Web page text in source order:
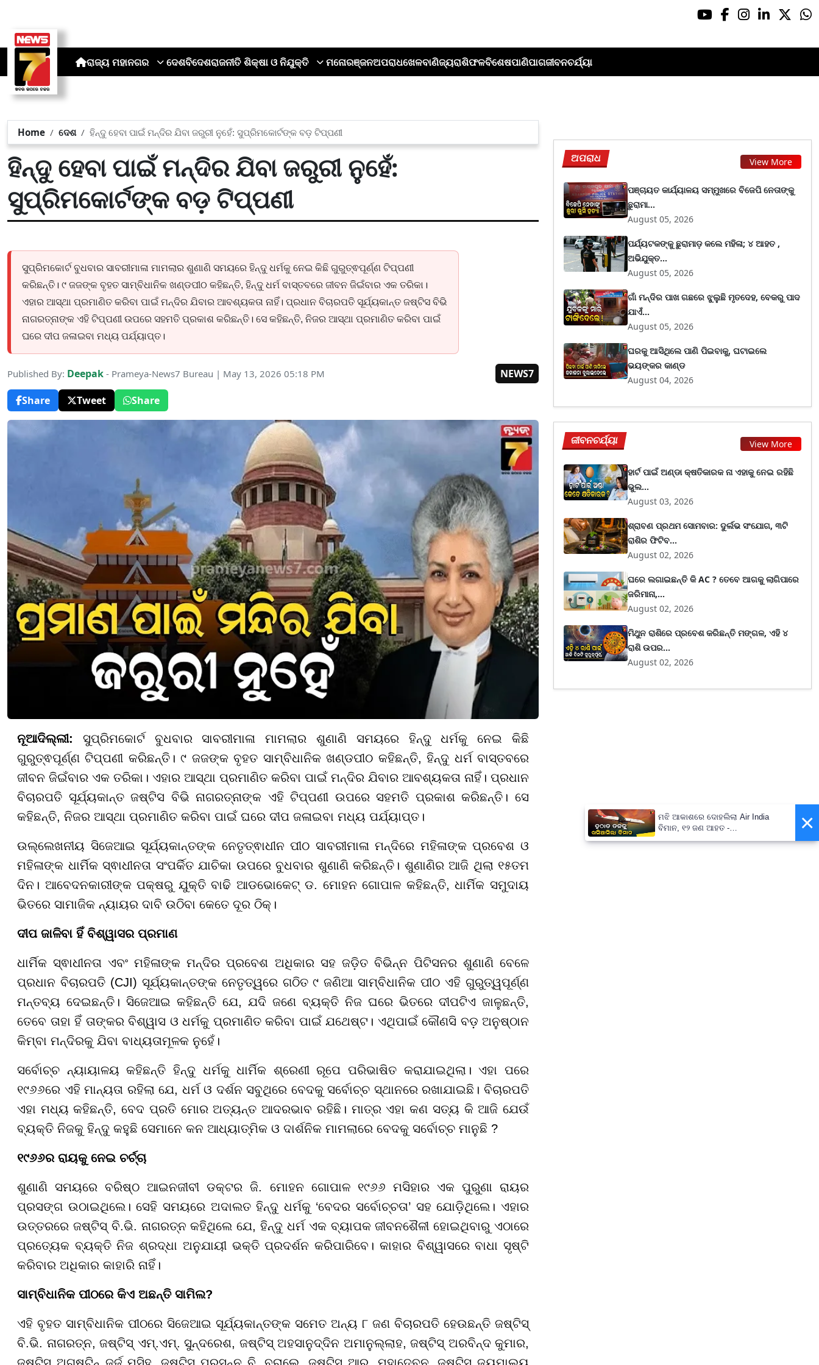
ରାଜ୍ୟ ମହାନଗର ଦେଶବିଦେଶରାଜନୀତି ଶିକ୍ଷା ଓ ନିଯୁକ୍ତି ମନୋରଞ୍ଜନଅପରାଧଖେଳବାଣିଜ୍ୟରାଶିଫଳବିଶେଷପାଣିପାଗଜୀବନଚର୍ଯ୍ୟା
Home ଦେଶ ହିନ୍ଦୁ ହେବା ପାଇଁ ମନ୍ଦିର ଯିବା ଜରୁରୀ ନୁହେଁ: ସୁପ୍ରିମକୋର୍ଟଙ୍କ ବଡ଼ ଟିପ୍ପଣୀ
ହିନ୍ଦୁ ହେବା ପାଇଁ ମନ୍ଦିର ଯିବା ଜରୁରୀ ନୁହେଁ:
ସୁପ୍ରିମକୋର୍ଟଙ୍କ ବଡ଼ ଟିପ୍ପଣୀ
ସୁପ୍ରିମକୋର୍ଟ ବୁଧବାର ସାବରୀମାଳା ମାମଲାର ଶୁଣାଣି ସମୟରେ ହିନ୍ଦୁ ଧର୍ମକୁ ନେଇ କିଛି ଗୁରୁତ୍ଵପୂର୍ଣ୍ଣ ଟିପ୍ପଣୀ
କରିଛନ୍ତି। ୯ ଜଜଙ୍କ ବୃହତ ସାମ୍ବିଧାନିକ ଖଣ୍ଡପୀଠ କହିଛନ୍ତି, ହିନ୍ଦୁ ଧର୍ମ ବାସ୍ତବରେ ଜୀବନ ଜିଇଁବାର ଏକ ତରିକା।
ଏହାର ଆସ୍ଥା ପ୍ରମାଣିତ କରିବା ପାଇଁ ମନ୍ଦିର ଯିବାର ଆବଶ୍ୟକତା ନାହିଁ। ପ୍ରଧାନ ବିଚାରପତି ସୂର୍ଯ୍ୟକାନ୍ତ ଜଷ୍ଟିସ ବିଭି
ନାଗରତ୍ନାଙ୍କ ଏହି ଟିପ୍ପଣୀ ଉପରେ ସହମତି ପ୍ରକାଶ କରିଛନ୍ତି। ସେ କହିଛନ୍ତି, ନିଜର ଆସ୍ଥା ପ୍ରମାଣିତ କରିବା ପାଇଁ
ଘରେ ଦୀପ ଜଳାଇବା ମଧ୍ୟ ପର୍ଯ୍ୟାପ୍ତ।
Published By: Deepak - Prameya-News7 Bureau | May 13, 2026 05:18 PM
NEWS7
Share
Tweet Share
ନୂଆଦିଲ୍ଲୀ: ସୁପ୍ରିମକୋର୍ଟ ବୁଧବାର ସାବରୀମାଳା ମାମଲାର ଶୁଣାଣି ସମୟରେ ହିନ୍ଦୁ ଧର୍ମକୁ ନେଇ କିଛି
ଗୁରୁତ୍ଵପୂର୍ଣ୍ଣ ଟିପ୍ପଣୀ କରିଛନ୍ତି। ୯ ଜଜଙ୍କ ବୃହତ ସାମ୍ବିଧାନିକ ଖଣ୍ଡପୀଠ କହିଛନ୍ତି, ହିନ୍ଦୁ ଧର୍ମ ବାସ୍ତବରେ
ଜୀବନ ଜିଇଁବାର ଏକ ତରିକା। ଏହାର ଆସ୍ଥା ପ୍ରମାଣିତ କରିବା ପାଇଁ ମନ୍ଦିର ଯିବାର ଆବଶ୍ୟକତା ନାହିଁ। ପ୍ରଧାନ
ବିଚାରପତି ସୂର୍ଯ୍ୟକାନ୍ତ ଜଷ୍ଟିସ ବିଭି ନାଗରତ୍ନାଙ୍କ ଏହି ଟିପ୍ପଣୀ ଉପରେ ସହମତି ପ୍ରକାଶ କରିଛନ୍ତି। ସେ
କହିଛନ୍ତି, ନିଜର ଆସ୍ଥା ପ୍ରମାଣିତ କରିବା ପାଇଁ ଘରେ ଦୀପ ଜଳାଇବା ମଧ୍ୟ ପର୍ଯ୍ୟାପ୍ତ।
ଉଲ୍ଲେଖନୀୟ ସିଜେଆଇ ସୂର୍ଯ୍ୟକାନ୍ତଙ୍କ ନେତୃତ୍ଵାଧୀନ ପୀଠ ସାବରୀମାଳା ମନ୍ଦିରେ ମହିଳାଙ୍କ ପ୍ରବେଶ ଓ
ମହିଳାଙ୍କ ଧାର୍ମିକ ସ୍ଵାଧୀନତା ସଂପର୍କିତ ଯାଚିକା ଉପରେ ବୁଧବାର ଶୁଣାଣି କରିଛନ୍ତି। ଶୁଣାଣିର ଆଜି ଥିଲା ୧୫ତମ
ଦିନ। ଆବେଦନକାରୀଙ୍କ ପକ୍ଷରୁ ଯୁକ୍ତି ବାଢି ଆଡଭୋକେଟ୍ ଡ. ମୋହନ ଗୋପାଳ କହିଛନ୍ତି, ଧାର୍ମିକ ସମୁଦାୟ
ଭିତରେ ସାମାଜିକ ନ୍ୟାୟର ଦାବି ଉଠିବା କେତେ ଦୂର ଠିକ୍।
ଦୀପ ଜାଳିବା ହିଁ ବିଶ୍ୱାସର ପ୍ରମାଣ
ଧାର୍ମିକ ସ୍ଵାଧୀନତା ଏବଂ ମହିଳାଙ୍କ ମନ୍ଦିର ପ୍ରବେଶ ଅଧିକାର ସହ ଜଡ଼ିତ ବିଭିନ୍ନ ପିଟିସନର ଶୁଣାଣି ବେଳେ
ପ୍ରଧାନ ବିଚାରପତି (CJI) ସୂର୍ଯ୍ୟକାନ୍ତଙ୍କ ନେତୃତ୍ୱରେ ଗଠିତ ୯ ଜଣିଆ ସାମ୍ବିଧାନିକ ପୀଠ ଏହି ଗୁରୁତ୍ୱପୂର୍ଣ୍ଣ
ମନ୍ତବ୍ୟ ଦେଇଛନ୍ତି। ସିଜେଆଇ କହିଛନ୍ତି ଯେ, ଯଦି ଜଣେ ବ୍ୟକ୍ତି ନିଜ ଘରେ ଭିତରେ ଦୀପଟିଏ ଜାଳୁଛନ୍ତି,
ତେବେ ତାହା ହିଁ ତାଙ୍କର ବିଶ୍ୱାସ ଓ ଧର୍ମକୁ ପ୍ରମାଣିତ କରିବା ପାଇଁ ଯଥେଷ୍ଟ। ଏଥିପାଇଁ କୌଣସି ବଡ଼ ଅନୁଷ୍ଠାନ
କିମ୍ବା ମନ୍ଦିରକୁ ଯିବା ବାଧ୍ୟତାମୂଳକ ନୁହେଁ।
ସର୍ବୋଚ୍ଚ ନ୍ୟାୟାଳୟ କହିଛନ୍ତି ହିନ୍ଦୁ ଧର୍ମକୁ ଧାର୍ମିକ ଶ୍ରେଣୀ ରୂପେ ପରିଭାଷିତ କରାଯାଇଥିଲା। ଏହା ପରେ
୧୯୬୬ରେ ଏହି ମାନ୍ୟତା ରହିଲା ଯେ, ଧର୍ମ ଓ ଦର୍ଶନ ସବୁଥିରେ ବେଦକୁ ସର୍ବୋଚ୍ଚ ସ୍ଥାନରେ ରଖାଯାଇଛି। ବିଚାରପତି
ଏହା ମଧ୍ୟ କହିଛନ୍ତି, ବେଦ ପ୍ରତି ମୋର ଅତ୍ୟନ୍ତ ଆଦରଭାବ ରହିଛି। ମାତ୍ର ଏହା କଣ ସତ୍ୟ କି ଆଜି ଯେଉଁ
ବ୍ୟକ୍ତି ନିଜକୁ ହିନ୍ଦୁ କହୁଛି ସେମାନେ କନ ଆଧ୍ୟାତ୍ମିକ ଓ ଦାର୍ଶନିକ ମାମଲାରେ ବେଦକୁ ସର୍ବୋଚ୍ଚ ମାନୁଛି ?
୧୯୬୬ର ରାୟକୁ ନେଇ ଚର୍ଚ୍ଚା
ଶୁଣାଣି ସମୟରେ ବରିଷ୍ଠ ଆଇନଜୀବୀ ଡକ୍ଟର ଜି. ମୋହନ ଗୋପାଳ ୧୯୬୬ ମସିହାର ଏକ ପୁରୁଣା ରାୟର
ପ୍ରସଙ୍ଗ ଉଠାଇଥିଲେ। ସେହି ସମୟରେ ଅଦାଲତ ହିନ୍ଦୁ ଧର୍ମକୁ ‘ବେଦର ସର୍ବୋଚ୍ଚତା’ ସହ ଯୋଡ଼ିଥିଲେ। ଏହାର
ଉତ୍ତରରେ ଜଷ୍ଟିସ୍ ବି.ଭି. ନାଗରତ୍ନ କହିଥିଲେ ଯେ, ହିନ୍ଦୁ ଧର୍ମ ଏକ ବ୍ୟାପକ ଜୀବନଶୈଳୀ ହୋଇଥିବାରୁ ଏଠାରେ
ପ୍ରତ୍ୟେକ ବ୍ୟକ୍ତି ନିଜ ଶ୍ରଦ୍ଧା ଅନୁଯାୟୀ ଭକ୍ତି ପ୍ରଦର୍ଶନ କରିପାରିବେ। କାହାର ବିଶ୍ୱାସରେ ବାଧା ସୃଷ୍ଟି
କରିବାର ଅଧିକାର କାହାରି ନାହିଁ।
ସାମ୍ବିଧାନିକ ପୀଠରେ କିଏ ଅଛନ୍ତି ସାମିଲ?
ଏହି ବୃହତ ସାମ୍ବିଧାନିକ ପୀଠରେ ସିଜେଆଇ ସୂର୍ଯ୍ୟକାନ୍ତଙ୍କ ସମେତ ଅନ୍ୟ ୮ ଜଣ ବିଚାରପତି ହେଉଛନ୍ତି ଜଷ୍ଟିସ୍
ବି.ଭି. ନାଗରତ୍ନ, ଜଷ୍ଟିସ୍ ଏମ୍.ଏମ୍. ସୁନ୍ଦରେଶ, ଜଷ୍ଟିସ୍ ଅହସାନୁଦ୍ଦିନ ଅମାନୁଲ୍ଲାହ, ଜଷ୍ଟିସ୍ ଅରବିନ୍ଦ କୁମାର,
ଜଷ୍ଟିସ୍ ଅଗଷ୍ଟିନ୍ ଜର୍ଜ ମସିହ, ଜଷ୍ଟିସ୍ ପ୍ରସନ୍ନ ବି. ବରାଲେ, ଜଷ୍ଟିସ୍ ଆର. ମହାଦେବନ, ଜଷ୍ଟିସ୍ ଜୟମାଲ୍ୟ
ଅପରାଧ View More
ପଞ୍ଚାୟତ କାର୍ଯ୍ୟାଳୟ ସମ୍ମୁଖରେ ବିଜେପି ନେତାଙ୍କୁ
ଛୁରାମା...
August 05, 2026
ପର୍ଯ୍ୟଟକଙ୍କୁ ଛୁରାମାଡ଼ କଲେ ମହିଳା; ୪ ଆହତ ,
ଅଭିଯୁକ୍ତ...
August 05, 2026
ଗାଁ ମନ୍ଦିର ପାଖ ଗଛରେ ଝୁଲୁଛି ମୃତଦେହ, ବେକରୁ ପାଦ
ଯାଏଁ...
August 05, 2026
ଘରକୁ ଆସିଥିଲେ ପାଣି ପିଇବାକୁ, ଘଟାଇଲେ
ଭୟଙ୍କର କାଣ୍ଡ
August 04, 2026
ଜୀବନଚର୍ଯ୍ୟା View More
ହାର୍ଟ ପାଇଁ ଅଣ୍ଡା କ୍ଷତିକାରକ ନା ଏହାକୁ ନେଇ ରହିଛି
ଭୁଲ...
August 03, 2026
ଶ୍ରାବଣ ପ୍ରଥମ ସୋମବାର: ଦୁର୍ଲଭ ସଂଯୋଗ, ୩ଟି
ରାଶିର ଫିଟିବ...
August 02, 2026
ଘରେ ଲଗାଇଛନ୍ତି କି AC ? ତେବେ ଆଗକୁ ଲାଗିପାରେ
ଜରିମାନା,...
August 02, 2026
ମିଥୁନ ରାଶିରେ ପ୍ରବେଶ କରିଛନ୍ତି ମଙ୍ଗଳ, ଏହି ୪
ରାଶି ଉପର...
August 02, 2026
×
ମଝି ଆକାଶରେ ଦୋହଲିଲା Air India
ବିମାନ, ୧୨ ଜଣ ଆହତ -
PrameyaNews7